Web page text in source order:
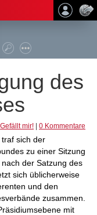
des
Gefällt mir! 0 Kommentare
sich der
zu einer Sitzung
der Satzung des
sich üblicherweise
und den
zusammen.
mit